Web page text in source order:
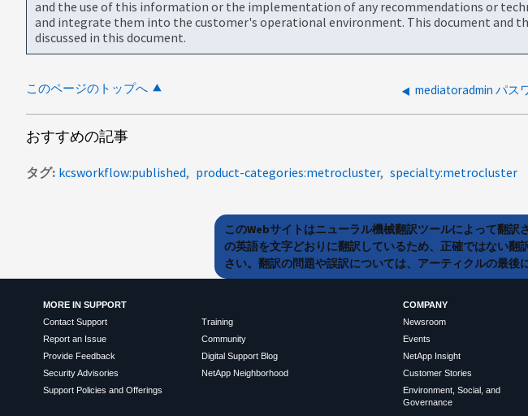
and the use of this information or the implementation of any recommendations or
and integrate them into the customer's operational environment. This document and
discussed in this document.
このページのトップへ
おすすめの記事
タグ kcsworkflow:published product-categories:metrocluster specialty:metrocluster
このWebサイトはニューラル機械翻訳ツールによって翻
の英語を文字どおりに翻訳しているため、正確ではない
さい。翻訳の問題や誤訳については、アーティクルの最
MORE IN SUPPORT
Contact Support
Report an Issue
Provide Feedback
Security Advisories
Support Policies and Offerings
Training
Community
Digital Support Blog
NetApp Neighborhood
COMPANY
Newsroom
Events
NetApp Insight
Customer Stories
Environment, Social, and
Governance